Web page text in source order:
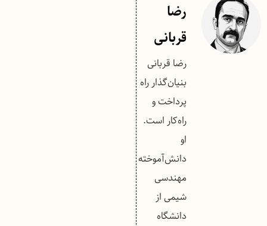
رضا
قربانی
رضا قربانی
بنیان‌گذار راه
پرداخت و
راه‌کار است.
او
دانش‌آموخته
مهندسی
شیمی از
دانشگاه